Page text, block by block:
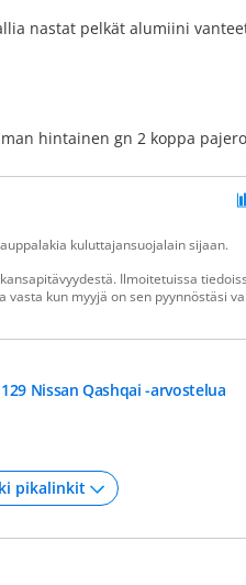
nastat pelkät alumiini
hintainen gn 2 koppa
kuluttajansuojalain sijaan.
Ilmoitetuissa
kun myyjä on sen pyynnöstäsi
Nissan Qashqai -arvostelua